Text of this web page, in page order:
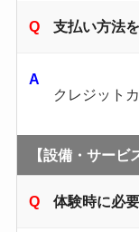
支払い方法
クレジット
【設備・サービ
体験時に必